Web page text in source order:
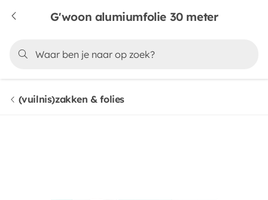
G'woon alumiumfolie 30 meter
(vuilnis)zakken & folies